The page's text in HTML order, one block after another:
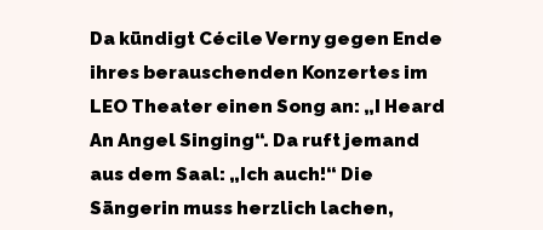
Da kündigt Cécile Verny gegen Ende
ihres berauschenden Konzertes im
LEO Theater einen Song an: „I Heard
An Angel Singing“. Da ruft jemand
aus dem Saal: „Ich auch!“ Die
Sängerin muss herzlich lachen,